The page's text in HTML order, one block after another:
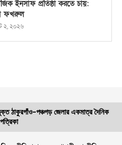
ইনসাফ প্রতিষ্ঠা করতে চায়:
ফখরুল
২, ২০২৬
ঠাকুরগাঁও-পঞ্চগড় জেলার একমাত্র দৈনিক
পত্রিকা